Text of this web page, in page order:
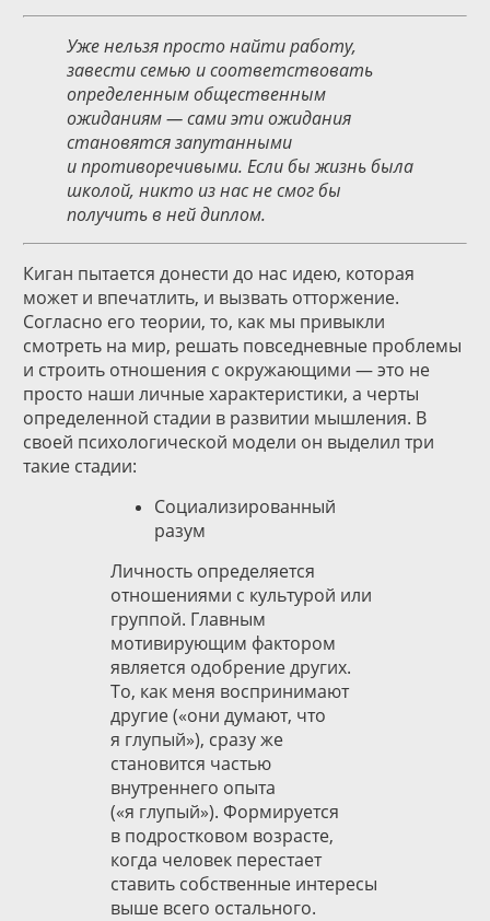
Уже нельзя просто найти работу,
завести семью и соответствовать
определенным общественным
ожиданиям — сами эти ожидания
становятся запутанными
и противоречивыми. Если бы жизнь была
школой, никто из нас не смог бы
получить в ней диплом.
Киган пытается донести до нас идею, которая
может и впечатлить, и вызвать отторжение.
Согласно его теории, то, как мы привыкли
смотреть на мир, решать повседневные проблемы
и строить отношения с окружающими — это не
просто наши личные характеристики, а черты
определенной стадии в развитии мышления. В
своей психологической модели он выделил три
такие стадии:
Социализированный
разум
Личность определяется
отношениями с культурой или
группой. Главным
мотивирующим фактором
является одобрение других.
То, как меня воспринимают
другие («они думают, что
я глупый»), сразу же
становится частью
внутреннего опыта
(«я глупый»). Формируется
в подростковом возрасте,
когда человек перестает
ставить собственные интересы
выше всего остального.